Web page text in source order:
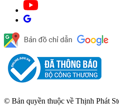
© Bản quyền thuộc về Thịnh Phát